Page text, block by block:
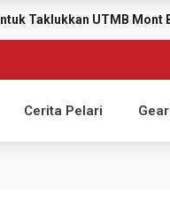
Taklukkan UTMB Mont
Cerita Pelari